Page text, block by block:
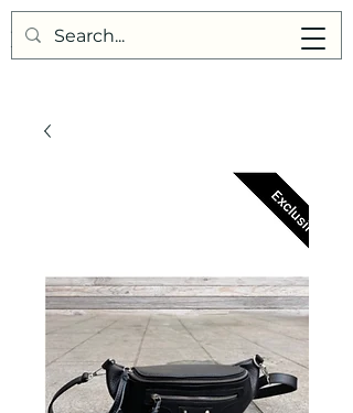
Points de Suture